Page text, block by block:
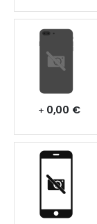
+ 0,00 €